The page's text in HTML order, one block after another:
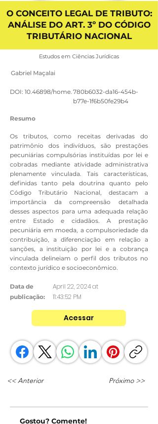
O CONCEITO LEGAL DE TRIBUTO:
ANÁLISE DO ART. 3º DO CÓDIGO
TRIBUTÁRIO NACIONAL
Estudos em Ciências Jurídicas
Gabriel Maçalai
DOI: 10.46898/home. 780b6032-da16-454b-
b77e-1f6b50fe29b4
Resumo
Os tributos, como receitas derivadas do
patrimônio dos indivíduos, são prestações
pecuniárias compulsórias instituídas por lei e
cobradas mediante atividade administrativa
plenamente vinculada. Tais características,
definidas tanto pela doutrina quanto pelo
Código Tributário Nacional, destacam a
importância da compreensão detalhada
desses aspectos para uma adequada relação
entre Estado e cidadãos. A prestação
pecuniária em moeda, a compulsoriedade da
contribuição, a diferenciação em relação a
sanções, a instituição por lei e a cobrança
vinculada delineiam o perfil dos tributos no
contexto jurídico e socioeconômico.
Data de
publicação:
April 22, 2024 at
11:43:52 PM
Acessar
<< Anterior Próximo >>
Gostou? Comente!